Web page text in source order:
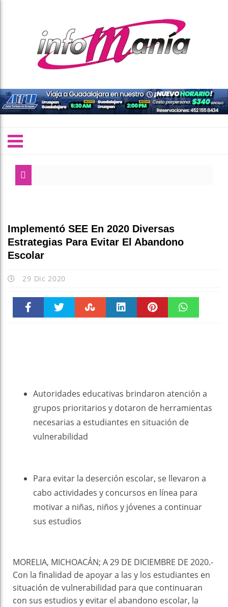
Implementó SEE En 2020 Diversas
Estrategias Para Evitar El Abandono
Escolar
29 Dic 2020
Autoridades educativas brindaron atención a
grupos prioritarios y dotaron de herramientas
necesarias a estudiantes en situación de
vulnerabilidad
Para evitar la deserción escolar, se llevaron a
cabo actividades y concursos en línea para
motivar a niñas, niños y jóvenes a continuar
sus estudios
MORELIA, MICHOACÁN; A 29 DE DICIEMBRE DE 2020.-
Con la finalidad de apoyar a las y los estudiantes en
situación de vulnerabilidad para que continuaran
con sus estudios y evitar el abandono escolar, la